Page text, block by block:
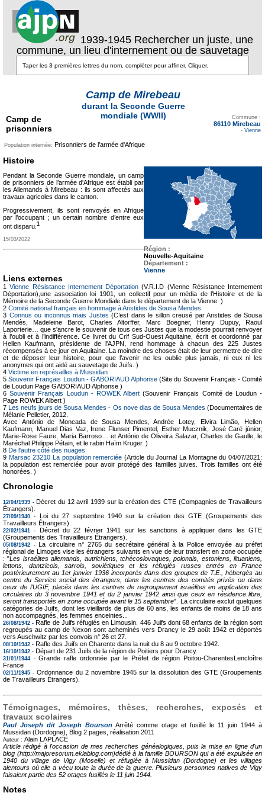
1939-1945 Rechercher un juste, une
commune, un lieu d'internement ou de sauvetage
Camp de
prisonniers
Camp de Mirebeau
durant la Seconde Guerre
mondiale (WWII)
Commune :
86110 Mirebeau
- Vienne
Population internée: Prisonniers de l’armée d'Afrique
Région :
Nouvelle-Aquitaine
Département :
Vienne
Histoire
Pendant la Seconde Guerre mondiale, un camp
de prisonniers de l’armée d'Afrique est établi par
les Allemands à Mirebeau : ils sont affectés aux
travaux agricoles dans le canton.
Progressivement, ils sont renvoyés en Afrique
par l’occupant ; un certain nombre d’entre eux
ont disparu. 1
15/03/2022
Liens externes
1Vienne Résistance Internement Déportation (V.R.I.D (Vienne Résistance Internement
Déportation),une association loi 1901, un collectif pour un média de l’Histoire et de la
Mémoire de la Seconde Guerre Mondiale dans le département de la Vienne. )
2 Comité national français en hommage à Aristides de Sousa Mendes
3 Connus ou inconnus mais Justes (C’est dans le sillon creusé par Aristides de Sousa
Mendès, Madeleine Barot, Charles Altorffer, Marc Boegner, Henry Dupuy, Raoul
Laporterie… que s'ancre le souvenir de tous ces Justes que la modestie pourrait renvoyer
à l’oubli et à l’indifférence. Ce livret du Crif Sud-Ouest Aquitaine, écrit et coordonné par
Hellen Kaufmann, présidente de l'AJPN, rend hommage à chacun des 225 Justes
récompensés à ce jour en Aquitaine. La moindre des choses était de leur permettre de dire
et de déposer leur histoire, pour que l’avenir ne les oublie plus jamais, ni eux ni les
anonymes qui ont aidé au sauvetage de Juifs. )
4 Victime en représailles à Mussidan
5Souvenir Français Loudun - GABORIAUD Alphonse (Site du Souvenir Français - Comité
de Loudun Page GABORIAUD Alphonse )
6Souvenir Français Loudun - ROWEK Albert (Souvenir Français Comité de Loudun -
Page ROWEK Albert )
7Les neufs jours de Sousa Mendes - Os nove dias de Sousa Mendes (Documentaires de
Mélanie Pelletier, 2012.
Avec António de Moncada de Sousa Mendes, Andrée Lotey, Elvira Limão, Hellen
Kaufmann, Manuel Dias Vaz, Irene Flunser Pimentel, Esther Mucznik, José Caré júnior,
Marie-Rose Faure, Maria Barroso… et António de Oliveira Salazar, Charles de Gaulle, le
Maréchal Philippe Pétain, et le rabin Haïm Kruger. )
8 De l'autre côté des nuages
9 Marsac 23210 La population remerciée(Article du Journal La Montagne du 04/07/2021:
la population est remerciée pour avoir protégé des familles juives. Trois familles ont été
honorées. )
Chronologie
12/04/1939 - Décret du 12 avril 1939 sur la création des CTE (Compagnies de Travailleurs
Étrangers).
27/09/1940 -
Loi du 27 septembre 1940 sur la création des GTE (Groupements des
Travailleurs Étrangers).
22/02/1941 -
Décret du 22 février 1941 sur les sanctions à appliquer dans les GTE
(Groupements des Travailleurs Étrangers).
05/08/1942 - La circulaire n° 2765 du secrétaire général à la Police envoyée au préfet
régional de Limoges vise les étrangers suivants en vue de leur transfert en zone occupée
: "Les israélites allemands, autrichiens, tchécoslovaques, polonais, estoniens, lituaniens,
lettons, dantzicois, sarrois, soviétiques et les réfugiés russes entrés en France
postérieurement au 1er janvier 1936 incorporés dans des groupes de T.E., hébergés au
centre du Service social des étrangers, dans les centres des comités privés ou dans
ceux de l'UGIF, placés dans les centres de regroupement israélites en application des
circulaires du 3 novembre 1941 et du 2 janvier 1942 ainsi que ceux en résidence libre,
seront transportés en zone occupée avant le 15 septembre". La circulaire exclut quelques
catégories de Juifs, dont les vieillards de plus de 60 ans, les enfants de moins de 18 ans
non accompagnés, les femmes enceintes...
26/08/1942 - Rafle de Juifs réfugiés en Limousin. 446 Juifs dont 68 enfants de la région sont
regroupés au camp de Nexon sont acheminés vers Drancy le 29 août 1942 et déportés
vers Auschwitz par les convois n° 26 et 27.
08/10/1942 - Rafle des Juifs en Charente dans la nuit du 8 au 9 octobre 1942.
16/10/1942 - Départ de 231 Juifs de la région de Poitiers pour Drancy.
31/01/1944 - Grande rafle ordonnée par le Préfet de région Poitou-CharentesLencloître
France
02/11/1945 - Ordonnance du 2 novembre 1945 sur la dissolution des GTE (Groupements
de Travailleurs Étrangers).
Témoignages, mémoires, thèses, recherches, exposés et
travaux scolaires
Paul Joseph dit Joseph Bourson Arrêté comme otage et fusillé le 11 juin 1944 à
Mussidan (Dordogne), Blog 2 pages, réalisation 2011
Auteur : Alain LAPLACE
Article rédigé à l'occasion de mes recherches généalogiques, puis la mise en ligne d'un
blog (http://majoresorum.eklablog.com)dédié à la famille BOURSON qui a été expulsée en
1940 du village de Vigy (Moselle) et réfugiée à Mussidan (Dordogne) et les villages
alentours où elle a vécu toute la durée de la guerre. Plusieurs personnes natives de Vigy
faisaient partie des 52 otages fusillés le 11 juin 1944.
Notes